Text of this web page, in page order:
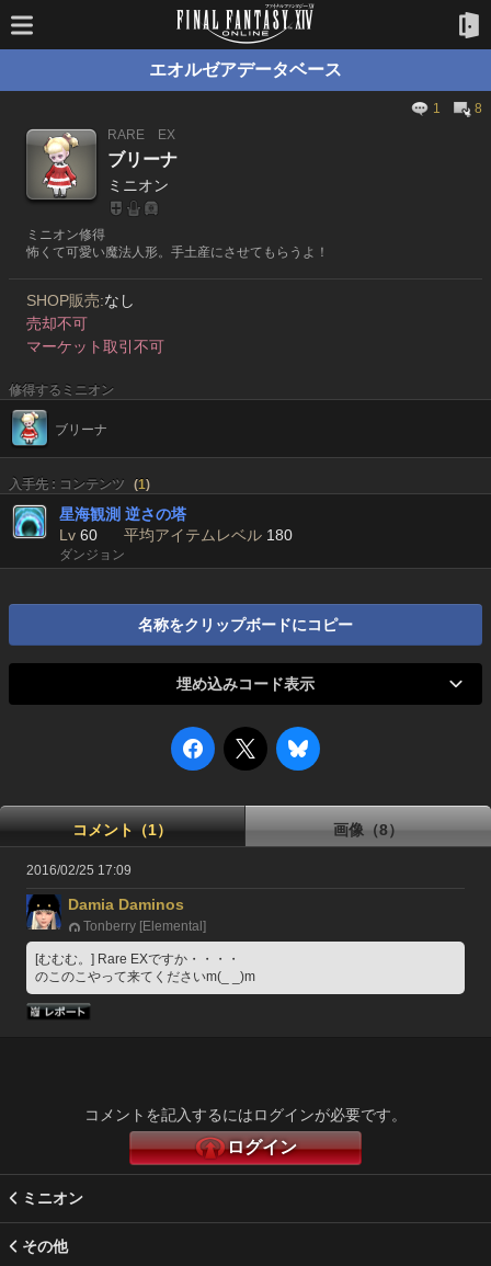
エオルゼアデータベース
1
8
RARE
EX
ブリーナ
ミニオン
ミニオン修得
怖くて可愛い魔法人形。手土産にさせてもらうよ！
SHOP販売:なし
売却不可
マーケット取引不可
修得するミニオン
ブリーナ
入手先 : コンテンツ (1)
星海観測 逆さの塔
Lv 60 平均アイテムレベル 180
ダンジョン
名称をクリップボードにコピー
埋め込みコード表示
コメント（1） 画像（8）
2016/02/25 17:09
Damia Daminos
Tonberry [Elemental]
[むむむ。] Rare EXですか・・・・
のこのこやって来てくださいm(_ _)m
コメントを記入するにはログインが必要です。
ログイン
ミニオン
その他